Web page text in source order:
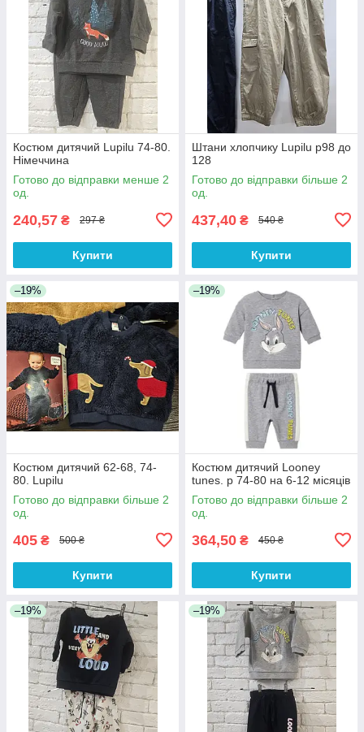
Костюм дитячий Lupilu 74-80.
Німеччина
Готово до відправки менше 2
од.
240,57 ₴ 297 ₴
Купити
Штани хлопчику Lupilu р98 до
128
Готово до відправки більше 2
од.
437,40 ₴ 540 ₴
Купити
–19%
Костюм дитячий 62-68, 74-
80. Lupilu
Готово до відправки більше 2
од.
405 ₴ 500 ₴
Купити
–19%
Костюм дитячий Looney
tunes. р 74-80 на 6-12 місяців
Готово до відправки більше 2
од.
364,50 ₴ 450 ₴
Купити
–19% –19%